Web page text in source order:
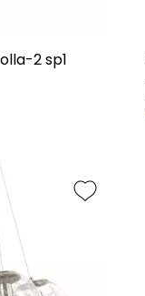
2 sp1